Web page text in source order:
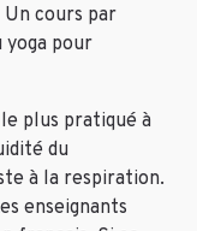
Un cours par
yoga pour
plus pratiqué à
du
à la respiration.
enseignants